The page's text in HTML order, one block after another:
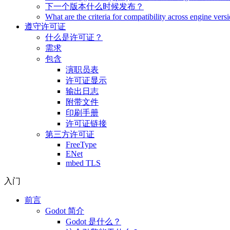
下一个版本什么时候发布？
What are the criteria for compatibility across engine
遵守许可证
什么是许可证？
需求
包含
演职员表
许可证显示
输出日志
附带文件
印刷手册
许可证链接
第三方许可证
FreeType
ENet
mbed TLS
入门
前言
Godot 简介
Godot 是什么？